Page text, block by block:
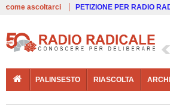
come ascoltarci PETIZIONE PER RADIO
PALINSESTO RIASCOLTA